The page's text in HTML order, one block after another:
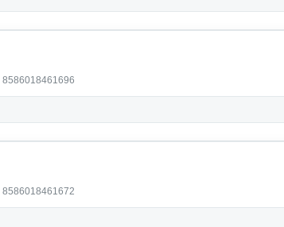
8586018461696
8586018461672